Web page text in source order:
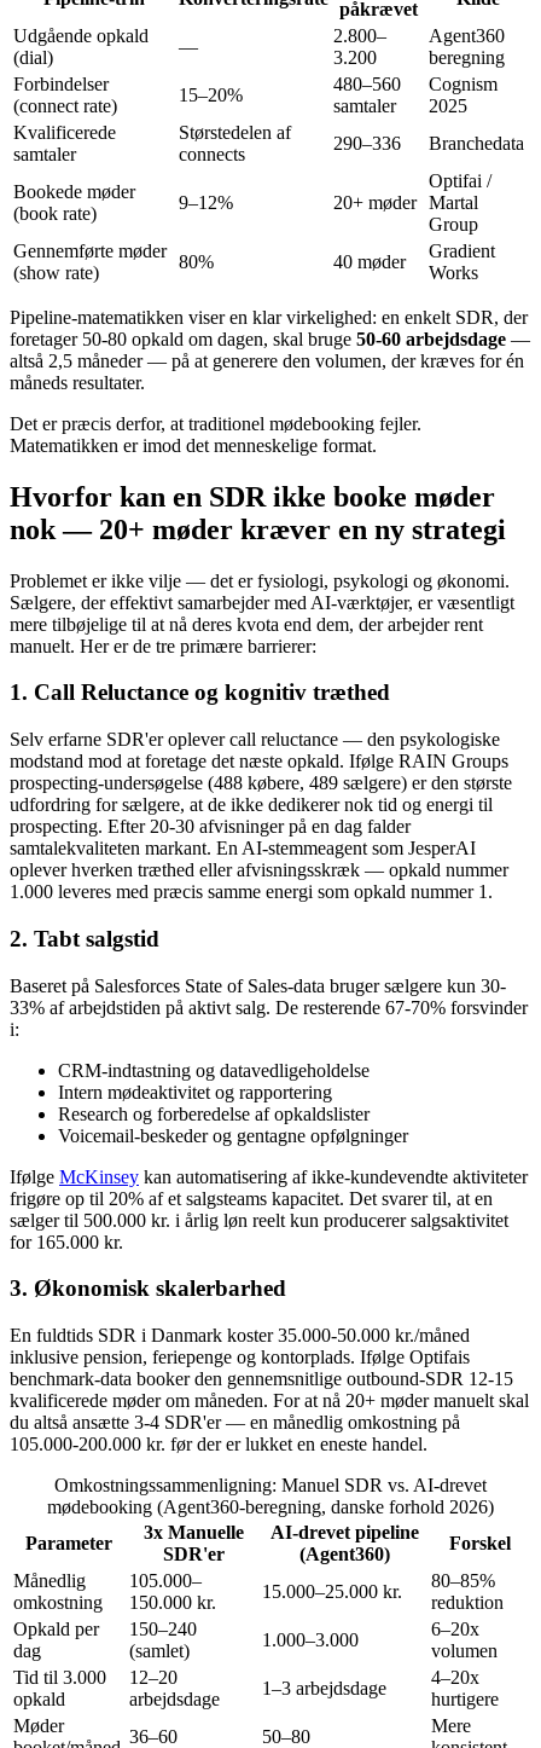
påkrævet
Udgående opkald
(dial)
—
2.800–
3.200
Agent360
beregning
Forbindelser
(connect rate)
15–20%
480–560
samtaler
Cognism
2025
Kvalificerede
samtaler
Størstedelen af
connects
290–336 Branchedata
Bookede møder
(book rate)
9–12% 20+ møder
Optifai /
Martal
Group
Gennemførte møder
(show rate)
80% 40 møder
Gradient
Works
Pipeline-matematikken viser en klar virkelighed: en enkelt SDR, der
foretager 50-80 opkald om dagen, skal bruge 50-60 arbejdsdage —
altså 2,5 måneder — på at generere den volumen, der kræves for én
måneds resultater.
Det er præcis derfor, at traditionel mødebooking fejler.
Matematikken er imod det menneskelige format.
Hvorfor kan en SDR ikke booke møder
nok — 20+ møder kræver en ny strategi
Problemet er ikke vilje — det er fysiologi, psykologi og økonomi.
Sælgere, der effektivt samarbejder med AI-værktøjer, er væsentligt
mere tilbøjelige til at nå deres kvota end dem, der arbejder rent
manuelt. Her er de tre primære barrierer:
1. Call Reluctance og kognitiv træthed
Selv erfarne SDR'er oplever call reluctance — den psykologiske
modstand mod at foretage det næste opkald. Ifølge RAIN Groups
prospecting-undersøgelse (488 købere, 489 sælgere) er den største
udfordring for sælgere, at de ikke dedikerer nok tid og energi til
prospecting. Efter 20-30 afvisninger på en dag falder
samtalekvaliteten markant. En AI-stemmeagent som JesperAI
oplever hverken træthed eller afvisningsskræk — opkald nummer
1.000 leveres med præcis samme energi som opkald nummer 1.
2. Tabt salgstid
Baseret på Salesforces State of Sales-data bruger sælgere kun 30-
33% af arbejdstiden på aktivt salg. De resterende 67-70% forsvinder
i:
CRM-indtastning og datavedligeholdelse
Intern mødeaktivitet og rapportering
Research og forberedelse af opkaldslister
Voicemail-beskeder og gentagne opfølgninger
Ifølge McKinsey kan automatisering af ikke-kundevendte aktiviteter
frigøre op til 20% af et salgsteams kapacitet. Det svarer til, at en
sælger til 500.000 kr. i årlig løn reelt kun producerer salgsaktivitet
for 165.000 kr.
3. Økonomisk skalerbarhed
En fuldtids SDR i Danmark koster 35.000-50.000 kr./måned
inklusive pension, feriepenge og kontorplads. Ifølge Optifais
benchmark-data booker den gennemsnitlige outbound-SDR 12-15
kvalificerede møder om måneden. For at nå 20+ møder manuelt skal
du altså ansætte 3-4 SDR'er — en månedlig omkostning på
105.000-200.000 kr. før der er lukket en eneste handel.
Omkostningssammenligning: Manuel SDR vs. AI-drevet
mødebooking (Agent360-beregning, danske forhold 2026)
Parameter
3x Manuelle
SDR'er
AI-drevet pipeline
(Agent360)
Forskel
Månedlig
omkostning
105.000–
150.000 kr.
15.000–25.000 kr.
80–85%
reduktion
Opkald per
dag
150–240
(samlet)
1.000–3.000
6–20x
volumen
Tid til 3.000
opkald
12–20
arbejdsdage
1–3 arbejdsdage
4–20x
hurtigere
Møder
36–60 50–80
Mere